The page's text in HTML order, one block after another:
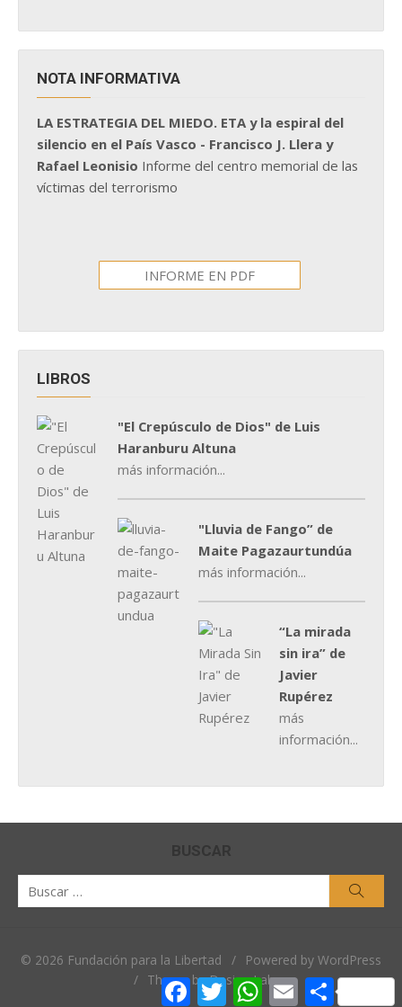
NOTA INFORMATIVA
LA ESTRATEGIA DEL MIEDO. ETA y la espiral del
silencio en el País Vasco - Francisco J. Llera y
Rafael Leonisio Informe del centro memorial de las
víctimas del terrorismo
INFORME EN PDF
LIBROS
"El Crepúsculo de Dios" de Luis
Haranburu Altuna
más información...
"Lluvia de Fango” de
Maite Pagazaurtundúa
más información...
“La mirada
sin ira” de
Javier
Rupérez
más
información...
BUSCAR
© 2026 Fundación para la Libertad /
Powered by WordPress
/ Theme by Design Lab
Facebook
TwitterWhatsApp
EmailCompartir